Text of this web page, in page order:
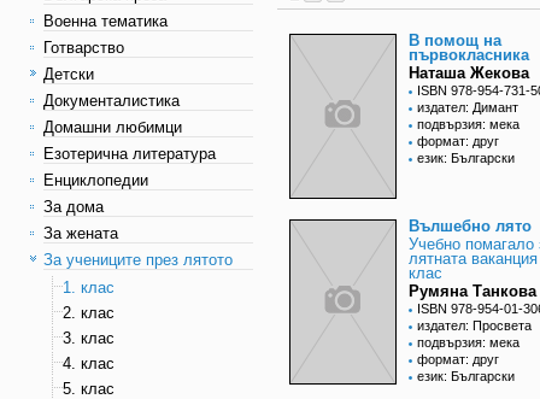
Военна тематика
Готварство
Детски
Документалистика
Домашни любимци
Езотерична литература
Енциклопедии
За дома
За жената
За учениците през лятото
1. клас
2. клас
3. клас
4. клас
5. клас
В помощ на
първокласника
Наташа Жекова
ISBN 978-954-731-
издател: Димант
подвързия: мека
формат: друг
език: Български
Вълшебно лято
Учебно помагало
лятната
клас
Румяна
ISBN 978-954-01-
издател: Просвета
подвързия: мека
формат: друг
език: Български